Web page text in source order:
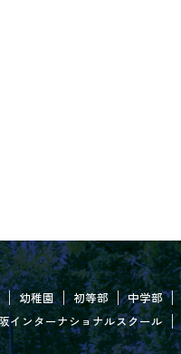
幼稚園 初等部 中学部
インターナショナルスクール